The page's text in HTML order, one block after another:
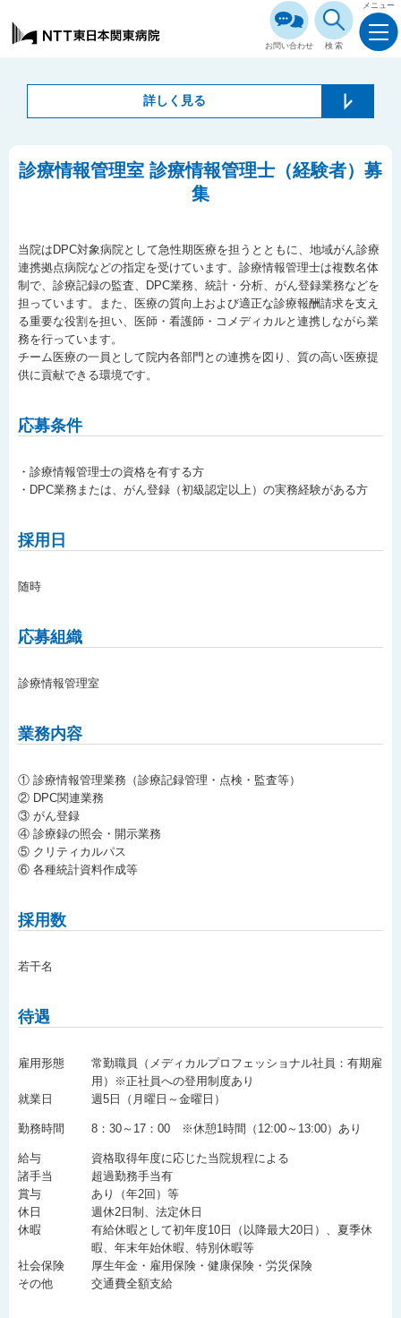
お問い合わせ 検索
メニュー
詳しく見る
診療情報管理室 診療情報管理士（経験者）募
集
当院はDPC対象病院として急性期医療を担うとともに、地域がん診療
連携拠点病院などの指定を受けています。診療情報管理士は複数名体
制で、診療記録の監査、DPC業務、統計・分析、がん登録業務などを
担っています。また、医療の質向上および適正な診療報酬請求を支え
る重要な役割を担い、医師・看護師・コメディカルと連携しながら業
務を行っています。
チーム医療の一員として院内各部門との連携を図り、質の高い医療提
供に貢献できる環境です。
応募条件
・診療情報管理士の資格を有する方
・DPC業務または、がん登録（初級認定以上）の実務経験がある方
採用日
随時
応募組織
診療情報管理室
業務内容
① 診療情報管理業務（診療記録管理・点検・監査等）
② DPC関連業務
③ がん登録
④ 診療録の照会・開示業務
⑤ クリティカルパス
⑥ 各種統計資料作成等
採用数
若干名
待遇
雇用形態
常勤職員（メディカルプロフェッショナル社員：有期雇
用）※正社員への登用制度あり
就業日
週5日（月曜日～金曜日）
勤務時間 8：30～17：00 ※休憩1時間（12:00～13:00）あり
給与
資格取得年度に応じた当院規程による
諸手当
超過勤務手当有
賞与
あり（年2回）等
休日
週休2日制、法定休日
休暇
有給休暇として初年度10日（以降最大20日）、夏季休
暇、年末年始休暇、特別休暇等
社会保険
厚生年金・雇用保険・健康保険・労災保険
その他
交通費全額支給